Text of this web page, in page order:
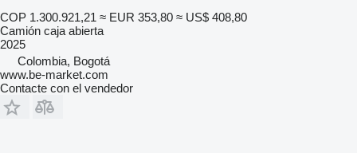
COP 1.300.921,21 ≈ EUR 353,80 ≈ US$ 408,80
Camión caja abierta
2025
Colombia, Bogotá
www.be-market.com
Contacte con el vendedor